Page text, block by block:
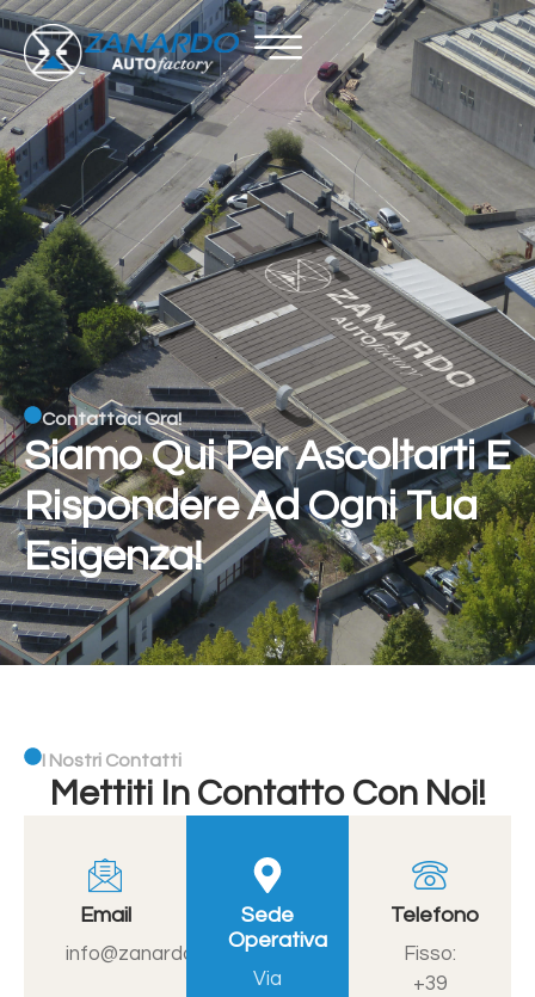
Contattaci Ora!
Siamo Qui Per Ascoltarti E
Rispondere Ad Ogni Tua
Esigenza!
I Nostri Contatti
Mettiti In Contatto Con Noi!
Email
info@zanardo.net
Sede
Operativa
Via
Telefono
Fisso:
+39